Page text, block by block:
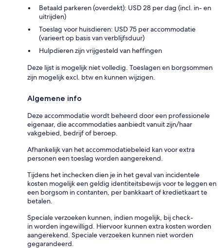
Betaald parkeren (overdekt): USD 28 per dag (incl. in- en
uitrijden)
Toeslag voor huisdieren: USD 75 per accommodatie
(varieert op basis van verblijfsduur)
Hulpdieren zijn vrijgesteld van heffingen
Deze lijst is mogelijk niet volledig. Toeslagen en borgsommen
zijn mogelijk excl. btw en kunnen wijzigen.
Algemene info
Deze accommodatie wordt beheerd door een professionele
eigenaar, die accommodaties aanbiedt vanuit zijn/haar
vakgebied, bedrijf of beroep.
Afhankelijk van het accommodatiebeleid kan voor extra
personen een toeslag worden aangerekend.
Tijdens het inchecken dien je in het geval van incidentele
kosten mogelijk een geldig identiteitsbewijs voor te leggen en
een borgsom in contanten, per bankkaart of kredietkaart te
betalen.
Speciale verzoeken kunnen, indien mogelijk, bij check-
in worden ingewilligd. Hiervoor kunnen extra kosten worden
aangerekend. Speciale verzoeken kunnen niet worden
gegarandeerd.